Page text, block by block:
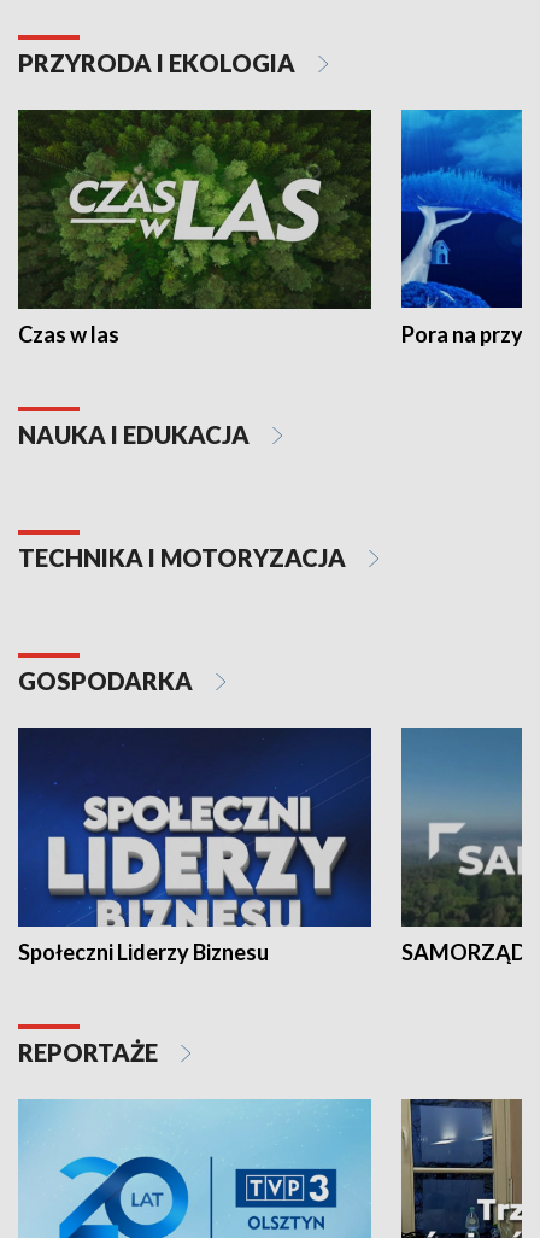
PRZYRODA I EKOLOGIA
Czas w las Pora na
NAUKA I EDUKACJA
TECHNIKA I MOTORYZACJA
GOSPODARKA
Społeczni Liderzy Biznesu SAMORZĄD
REPORTAŻE